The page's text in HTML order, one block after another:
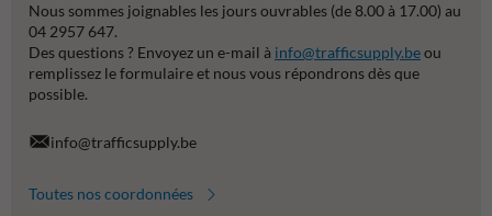
Nous sommes joignables les jours ouvrables (de 8.00 à 17.00) au
04 2957 647.
Des questions ? Envoyez un e-mail à info@trafficsupply.beou
remplissez le formulaire et nous vous répondrons dès que
possible.
info@trafficsupply.be
Toutes nos coordonnées